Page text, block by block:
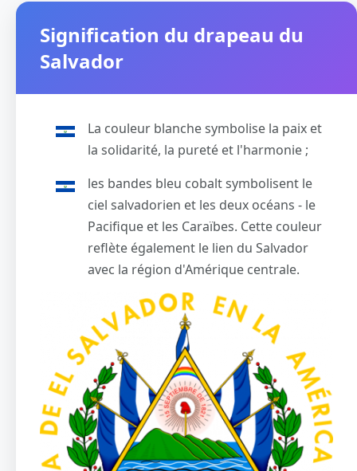
Signification du drapeau du
Salvador
La couleur blanche symbolise la paix et
la solidarité, la pureté et l'harmonie ;
les bandes bleu cobalt symbolisent le
ciel salvadorien et les deux océans - le
Pacifique et les Caraïbes. Cette couleur
reflète également le lien du Salvador
avec la région d'Amérique centrale.